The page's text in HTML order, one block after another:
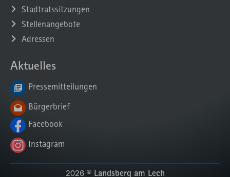
Stadtratssitzungen
Stellenangebote
Adressen
Aktuelles
Pressemitteilungen
Bürgerbrief
Facebook
Instagram
2026 © Landsberg am Lech